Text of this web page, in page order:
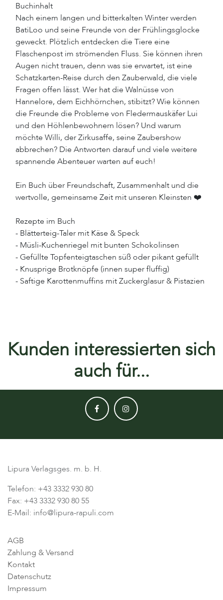
Buchinhalt
Nach einem langen und bitterkalten Winter werden
BatiLoo und seine Freunde von der Frühlingsglocke
geweckt. Plötzlich entdecken die Tiere eine
Flaschenpost im strömenden Fluss. Sie können ihren
Augen nicht trauen, denn was sie erwartet, ist eine
Schatzkarten-Reise durch den Zauberwald, die viele
Fragen offen lässt. Wer hat die Walnüsse von
Hannelore, dem Eichhörnchen, stibitzt? Wie können
die Freunde die Probleme von Fledermauskäfer Lui
und den Höhlenbewohnern lösen? Und warum
möchte Willi, der Zirkusaffe, seine Zaubershow
abbrechen? Die Antworten darauf und viele weitere
spannende Abenteuer warten auf euch!
Ein Buch über Freundschaft, Zusammenhalt und die
wertvolle, gemeinsame Zeit mit unseren Kleinsten ❤️
Rezepte im Buch
- Blätterteig-Taler mit Käse & Speck
- Müsli-Kuchenriegel mit bunten Schokolinsen
- Gefüllte Topfenteigtaschen süß oder pikant gefüllt
- Knusprige Brotknöpfe (innen super fluffig)
- Saftige Karottenmuffins mit Zuckerglasur & Pistazien
Kunden interessierten sich
auch für...
Lipura Verlagsges. m. b. H.
Telefon: +43 3332 930 80
Fax: +43 3332 930 80 55
E-Mail: info@lipura-rapuli.com
AGB
Zahlung & Versand
Kontakt
Datenschutz
Impressum